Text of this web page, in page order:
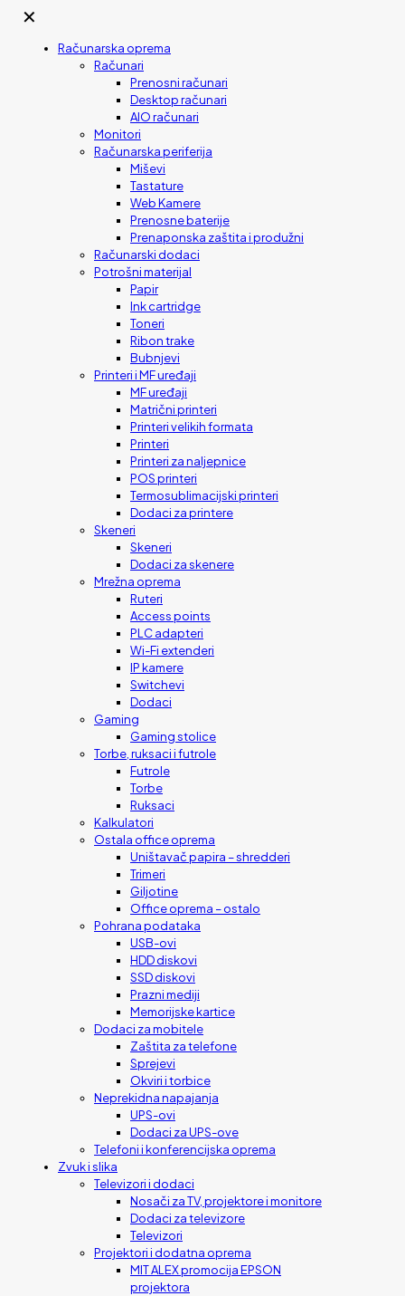
✕
Računarska oprema
Računari
Prenosni računari
Desktop računari
AIO računari
Monitori
Računarska periferija
Miševi
Tastature
Web Kamere
Prenosne baterije
Prenaponska zaštita i produžni
Računarski dodaci
Potrošni materijal
Papir
Ink cartridge
Toneri
Ribon trake
Bubnjevi
Printeri i MF uređaji
MF uređaji
Matrični printeri
Printeri velikih formata
Printeri
Printeri za naljepnice
POS printeri
Termosublimacijski printeri
Dodaci za printere
Skeneri
Skeneri
Dodaci za skenere
Mrežna oprema
Ruteri
Access points
PLC adapteri
Wi-Fi extenderi
IP kamere
Switchevi
Dodaci
Gaming
Gaming stolice
Torbe, ruksaci i futrole
Futrole
Torbe
Ruksaci
Kalkulatori
Ostala office oprema
Uništavač papira – shredderi
Trimeri
Giljotine
Office oprema – ostalo
Pohrana podataka
USB-ovi
HDD diskovi
SSD diskovi
Prazni mediji
Memorijske kartice
Dodaci za mobitele
Zaštita za telefone
Sprejevi
Okviri i torbice
Neprekidna napajanja
UPS-ovi
Dodaci za UPS-ove
Telefoni i konferencijska oprema
Zvuk i slika
Televizori i dodaci
Nosači za TV, projektore i monitore
Dodaci za televizore
Televizori
Projektori i dodatna oprema
MIT ALEX promocija EPSON
projektora